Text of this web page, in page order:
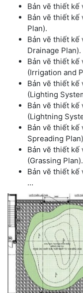
Bản vẽ thiết kế
Bản vẽ thiết kế
Plan).
Bản vẽ thiết kế
Drainage Plan).
Bản vẽ thiết kế
(Irrigation and
Bản vẽ thiết kế
(Lighting
Bản vẽ thiết kế
(Lightning
Bản vẽ thiết kế
Spreading
Bản vẽ thiết kế
(Grassing Plan).
Bản vẽ thiết kế
…